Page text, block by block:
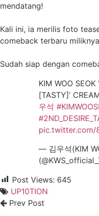
mendatang!
Kali ini, ia merilis foto
comeback terbaru
Sudah siap dengan
KIM WOO SEOK
[TASTY]’
우석
pic.twitter.com/
— 김우석(KIM
Post Views: 645
UP10TION
Prev Post